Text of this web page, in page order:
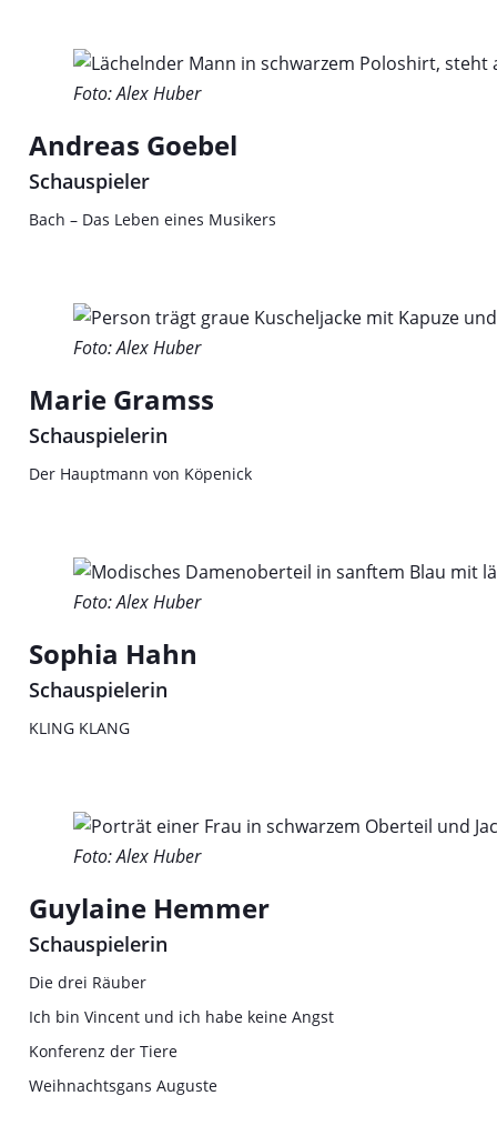
Foto: Alex Huber
Andreas Goebel
Schauspieler
Bach – Das Leben eines Musikers
Foto: Alex Huber
Marie Gramss
Schauspielerin
Der Hauptmann von Köpenick
Foto: Alex Huber
Sophia Hahn
Schauspielerin
KLING KLANG
Foto: Alex Huber
Guylaine Hemmer
Schauspielerin
Die drei Räuber
Ich bin Vincent und ich habe keine Angst
Konferenz der Tiere
Weihnachtsgans Auguste